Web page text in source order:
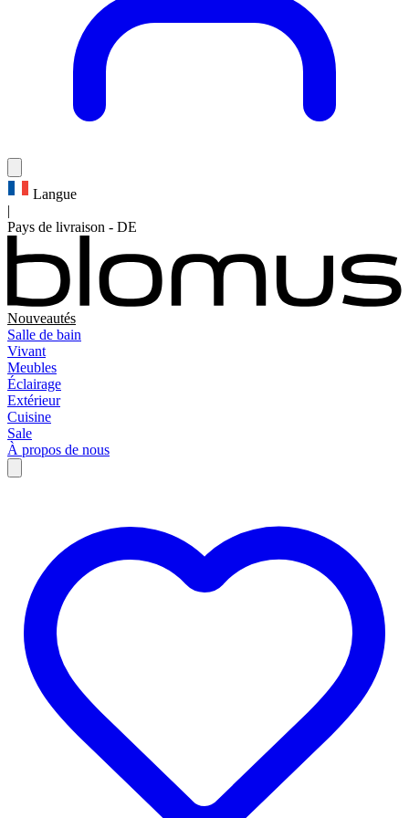
Langue
|
Pays de livraison - DE
Nouveautés
Salle de bain
Vivant
Meubles
Éclairage
Extérieur
Cuisine
Sale
À propos de nous